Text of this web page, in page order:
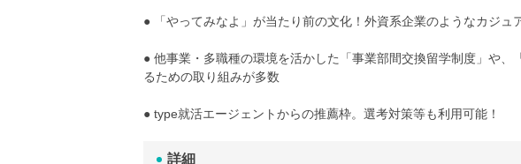
● 「やってみなよ」が当たり前の文化！外資系企業のようなカジュ
● 他事業・多職種の環境を活かした「事業部間交換留学制度」や
るための取り組みが多数
● type就活エージェントからの推薦枠。選考対策等も利用可能！
詳細